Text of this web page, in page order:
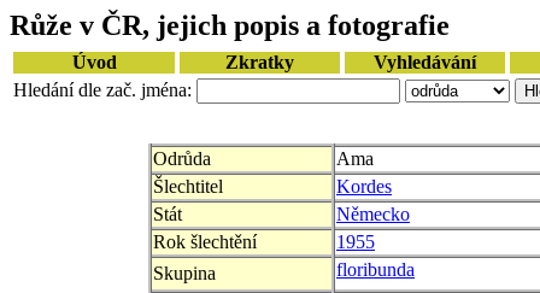
Růže v ČR, jejich popis a fotografie
Úvod Zkratky
Vyhledávání
Hledání dle zač. jména:
Odrůda
Ama
Šlechtitel
Kordes
Stát
Německo
Rok šlechtění
1955
Skupina
floribunda